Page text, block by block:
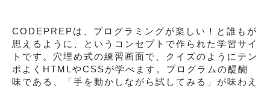
CODEPREPは、プログラミングが楽しい！と誰もが
思えるように、というコンセプトで作られた学習サイ
トです。穴埋め式の練習画面で、クイズのようにテン
ポよくHTMLやCSSが学べます。プログラムの醍醐
味である、「手を動かしながら試してみる」が味わえ